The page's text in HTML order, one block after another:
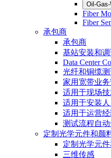
Oil-
Fiber
Fiber
承包商
承包商
基站安装和
Data Center
光纤和铜缆
家用宽带业
适用于现场
适用于安装
适用于运营
测试流程自
定制光学元件和颜
定制光学元
三维传感